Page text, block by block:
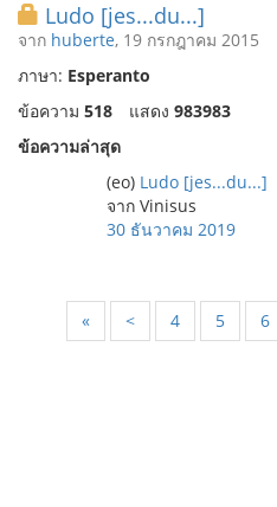
Ludo [jes...du...]
จาก huberte, 19 กรกฎาคม 2015
ภาษา: Esperanto
ข้อความ 518 แสดง 983983
ข้อความล่าสุด
(eo) Ludo [jes...du...]
จาก Vinisus
30 ธันวาคม 2019
« < 4 5 6